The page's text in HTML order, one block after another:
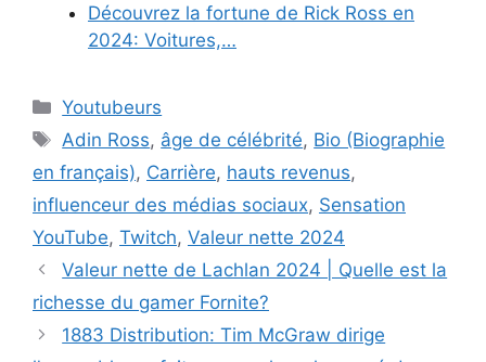
Découvrez la fortune de Rick Ross en
2024: Voitures,…
Categories
Youtubeurs
Tags
Adin Ross, âge de célébrité, Bio (Biographie
en français), Carrière, hauts revenus,
influenceur des médias sociaux, Sensation
YouTube, Twitch, Valeur nette 2024
Valeur nette de Lachlan 2024 | Quelle est la
richesse du gamer Fornite?
1883 Distribution: Tim McGraw dirige